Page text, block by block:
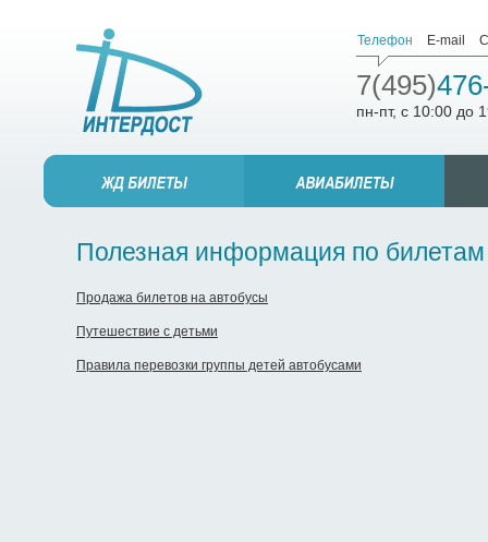
Телефон E-mail
7(495)
пн-пт, с 10:00 до
Полезная информация по
Продажа билетов на автобусы
Путешествие с детьми
Правила перевозки группы детей автобусами